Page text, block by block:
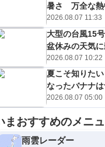
暑さ 万全な熱
2026.08.07 11:33
大型の台風15
盆休みの天気
2026.08.07 10:22
夏こそ知りた
なったバナナ
2026.08.07 05:00
まおすすめのメニ
雨雲レーダー